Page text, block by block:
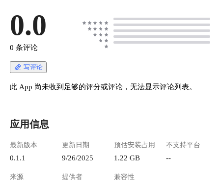
0.0
0 条评论
写评论
此 App 尚未收到足够的评分或评论，无法显示评论列表。
应用信息
最新版本
0.1.1
更新日期
9/26/2025
预估安装占用
1.22 GB
不支持平台
--
来源 提供者 兼容性